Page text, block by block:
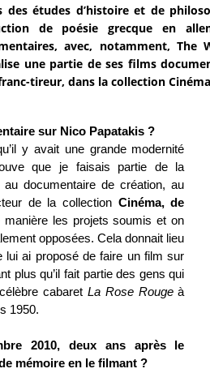
des études d’histoire et de
de poésie grecque en
avec, notamment, The
une partie de ses films
tireur, dans la collection
sur Nico Papatakis ?
y avait une grande modernité
que je faisais partie de la
documentaire de création, au
de la collection Cinéma, de
les projets soumis et on
opposées. Cela donnait lieu
ai proposé de faire un film sur
plus qu’il fait partie des gens qui
cabaret La Rose Rougeà
1950.
2010, deux ans après le
mémoire en le filmant ?